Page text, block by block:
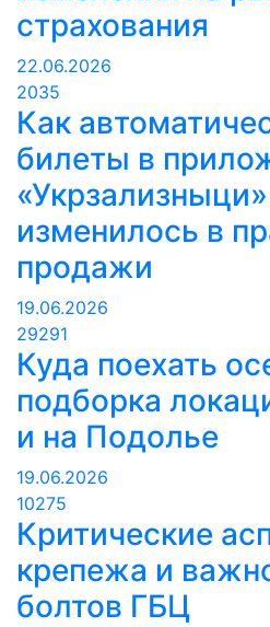
страхования
22.06.2026
2035
Как
билеты в
изменилось в
продажи
19.06.2026
29291
Куда поехать
подборка
и на Подолье
19.06.2026
10275
Критические
крепежа и
болтов ГБЦ